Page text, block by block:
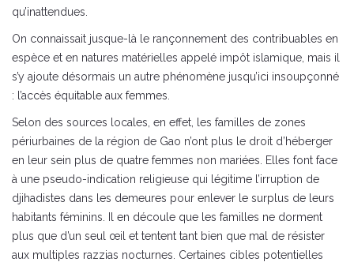
qu’inattendues.
On connaissait jusque-là le rançonnement des contribuables en
espèce et en natures matérielles appelé impôt islamique, mais il
s’y ajoute désormais un autre phénomène jusqu’ici insoupçonné
: l’accès équitable aux femmes.
Selon des sources locales, en effet, les familles de zones
périurbaines de la région de Gao n’ont plus le droit d’héberger
en leur sein plus de quatre femmes non mariées. Elles font face
à une pseudo-indication religieuse qui légitime l’irruption de
djihadistes dans les demeures pour enlever le surplus de leurs
habitants féminins. Il en découle que les familles ne dorment
plus que d’un seul œil et tentent tant bien que mal de résister
aux multiples razzias nocturnes. Certaines cibles potentielles